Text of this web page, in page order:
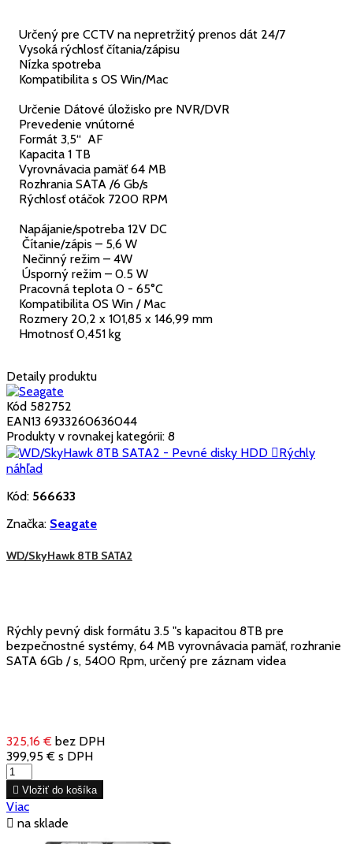
Určený pre CCTV na nepretržitý prenos dát 24/7
Vysoká rýchlosť čítania/zápisu
Nízka spotreba
Kompatibilita s OS Win/Mac
Určenie Dátové úložisko pre NVR/DVR
Prevedenie vnútorné
Formát 3,5“ AF
Kapacita 1 TB
Vyrovnávacia pamäť 64 MB
Rozhrania SATA /6 Gb/s
Rýchlosť otáčok 7200 RPM
Napájanie/spotreba 12V DC
Čítanie/zápis – 5,6 W
Nečinný režim – 4W
Úsporný režim – 0.5 W
Pracovná teplota 0 - 65°C
Kompatibilita OS Win / Mac
Rozmery 20,2 x 101,85 x 146,99 mm
Hmotnosť 0,451 kg
Detaily produktu
Kód 582752
EAN13 6933260636044
Produkty v rovnakej kategórii: 8
Rýchly
náhľad
Kód: 566633
Značka: Seagate
WD/SkyHawk 8TB SATA2
Rýchly pevný disk formátu 3.5 "s kapacitou 8TB pre
bezpečnostné systémy, 64 MB vyrovnávacia pamäť, rozhranie
SATA 6Gb / s, 5400 Rpm, určený pre záznam videa
325,16 € bez DPH
399,95 € s DPH
 Vložiť do košíka
Viac
 na sklade